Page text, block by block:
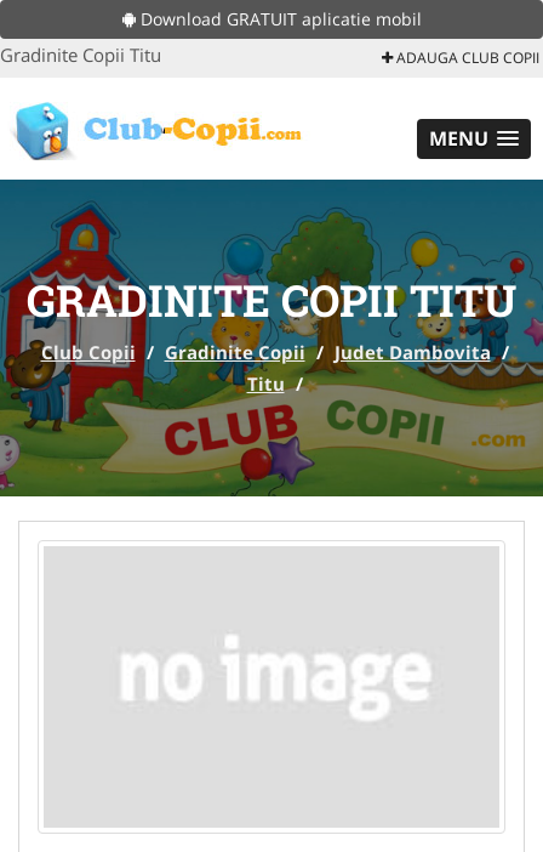
Download GRATUIT aplicatie mobil
Gradinite Copii Titu ADAUGA CLUB COPII
MENU
GRADINITE COPII TITU
Club Copii / Gradinite Copii / Judet Dambovita /
Titu /